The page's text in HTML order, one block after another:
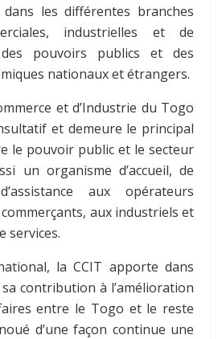
les différentes branches
industrielles et de
pouvoirs publics et des
nationaux et étrangers.
et d’Industrie du Togo
et demeure le principal
le pouvoir public et le secteur
un organisme d’accueil, de
aux opérateurs
aux industriels et
services.
la CCIT apporte dans
contribution à l’amélioration
entre le Togo et le reste
d’une façon continue une